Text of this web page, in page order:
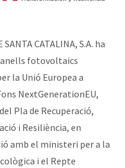
SANTA CATALINA, S.A. ha
fotovoltaics
la Unió Europea a
NextGenerationEU,
Pla de Recuperació,
i Resiliència, en
amb el ministeri per a la
i el Repte